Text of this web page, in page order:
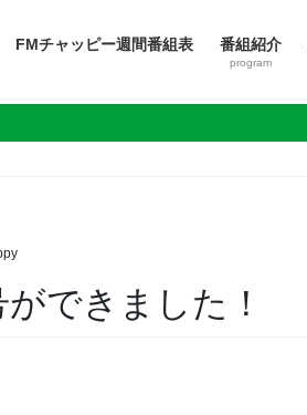
FMチャッピー週間番組表 番組紹介
program
できました！